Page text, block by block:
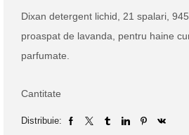
Dixan detergent lichid, 21 spalari,
proaspat de lavanda, pentru haine
parfumate.
Cantitate
Distribuie: